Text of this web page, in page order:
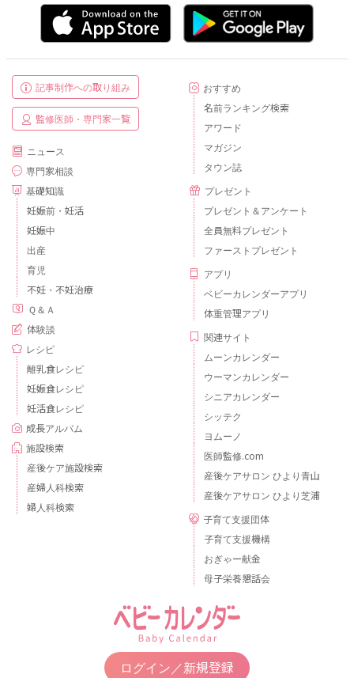
記事制作への取り組み
監修医師・専門家一覧
ニュース
専門家相談
基礎知識
妊娠前・妊活
妊娠中
出産
育児
不妊・不妊治療
Ｑ＆Ａ
体験談
レシピ
離乳食レシピ
妊娠食レシピ
妊活食レシピ
成長アルバム
施設検索
産後ケア施設検索
産婦人科検索
婦人科検索
おすすめ
名前ランキング検索
アワード
マガジン
タウン誌
プレゼント
プレゼント＆アンケート
全員無料プレゼント
ファーストプレゼント
アプリ
ベビーカレンダーアプリ
体重管理アプリ
関連サイト
ムーンカレンダー
ウーマンカレンダー
シニアカレンダー
シッテク
ヨムーノ
医師監修.com
産後ケアサロン ひより青山
産後ケアサロン ひより芝浦
子育て支援団体
子育て支援機構
おぎゃー献金
母子栄養懇話会
ログイン／新規登録